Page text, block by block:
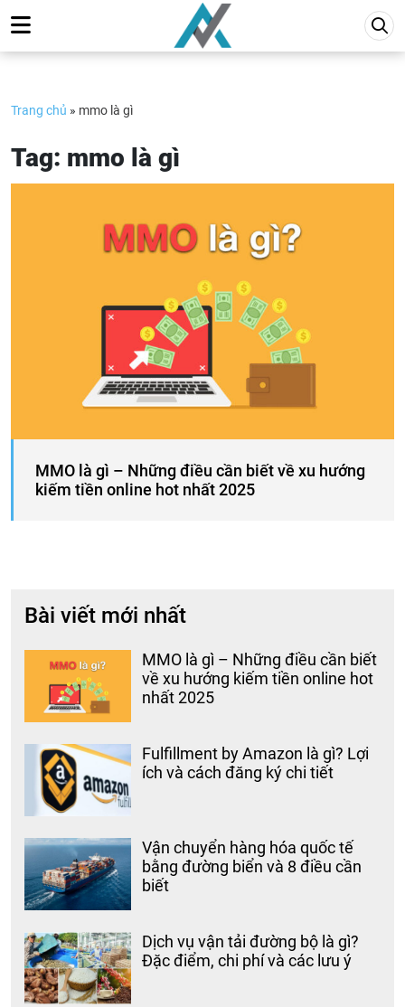
to
content
Trang chủ » mmo là gì
Tag: mmo là gì
MMO là gì – Những điều cần biết về xu hướng
kiếm tiền online hot nhất 2025
Bài viết mới nhất
MMO là gì – Những điều cần biết
về xu hướng kiếm tiền online hot
nhất 2025
Fulfillment by Amazon là gì? Lợi
ích và cách đăng ký chi tiết
Vận chuyển hàng hóa quốc tế
bằng đường biển và 8 điều cần
biết
Dịch vụ vận tải đường bộ là gì?
Đặc điểm, chi phí và các lưu ý